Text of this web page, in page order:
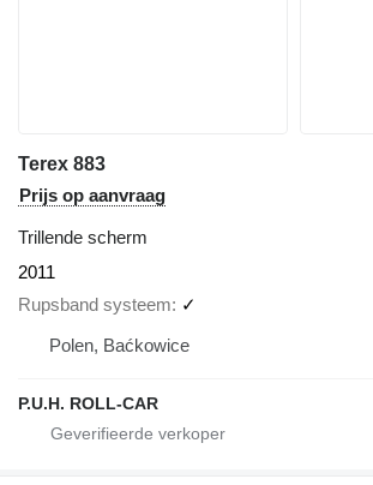
Terex 883
Prijs op aanvraag
Trillende scherm
2011
Rupsband systeem
✓
Polen, Baćkowice
P.U.H. ROLL-CAR